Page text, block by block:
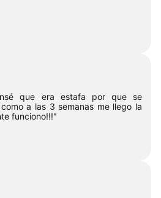
que era estafa por que se
a las 3 semanas me llego la
funciono!!!"